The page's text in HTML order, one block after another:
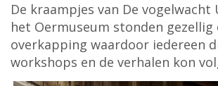
De kraampjes van De vogelwacht
het Oermuseum stonden gezellig
overkapping waardoor iedereen
workshops en de verhalen kon